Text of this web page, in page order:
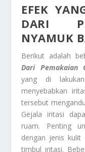
EFEK
DARI
NYAMUK
Berikut adalah
Dari Pemakaian
yang di
menyebabkan
tersebut
Gejala iritasi
ruam. Penting
dengan jenis kulit
timbul iritasi.